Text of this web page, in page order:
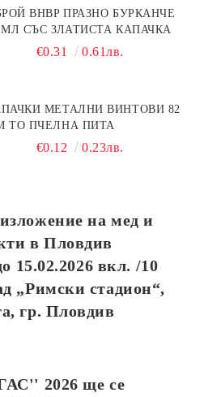
BHBP ПРАЗНО БУРКАНЧЕ
МЛ СЪС ЗЛАТИСТА КАПАЧКА
€0.31 0.61лв.
МЕТАЛНИ ВИНТОВИ 82
ТО ПЧЕЛНА ПИТА
€0.12 0.23лв.
на мед и
в Пловдив
15.02.2026 вкл. /10
„Римски стадион“,
гр. Пловдив
2026ще се